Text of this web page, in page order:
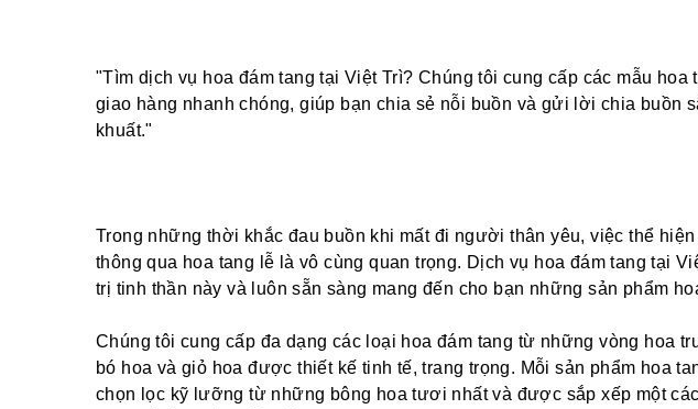
"Tìm dịch vụ hoa đám tang tại Việt Trì? Chúng tôi cung cấp các mẫu hoa
giao hàng nhanh chóng, giúp bạn chia sẻ nỗi buồn và gửi lời chia buồn
khuất."
Trong những thời khắc đau buồn khi mất đi người thân yêu, việc thể
thông qua hoa tang lễ là vô cùng quan trọng. Dịch vụ hoa đám tang tại
trị tinh thần này và luôn sẵn sàng mang đến cho bạn những sản phẩm
Chúng tôi cung cấp đa dạng các loại hoa đám tang từ những vòng hoa
bó hoa và giỏ hoa được thiết kế tinh tế, trang trọng. Mỗi sản phẩm hoa
chọn lọc kỹ lưỡng từ những bông hoa tươi nhất và được sắp xếp một